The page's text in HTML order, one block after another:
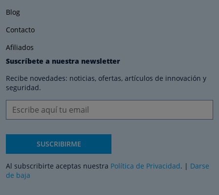
Blog
Contacto
Afiliados
Suscríbete a nuestra newsletter
Recibe novedades: noticias, ofertas, artículos de innovación y
seguridad.
SUSCRIBIRME
Al subscribirte aceptas nuestra Política de Privacidad. | Darse
de baja